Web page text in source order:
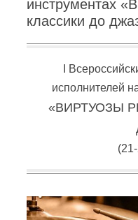
инструментах
классики до
I
исполнителей
«ВИРТУОЗЫ